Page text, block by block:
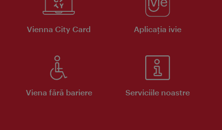
Vienna City Card Aplicaţia ivie
Viena fără bariere Serviciile noastre